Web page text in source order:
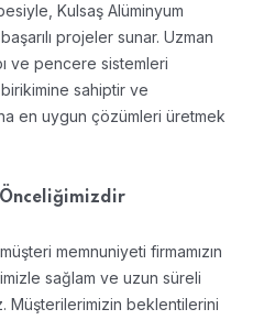
Kulsaş Alüminyum
projeler sunar. Uzman
ve pencere sistemleri
sahiptir ve
en uygun çözümleri üretmek
memnuniyeti firmamızın
sağlam ve uzun süreli
Müşterilerimizin beklentilerini